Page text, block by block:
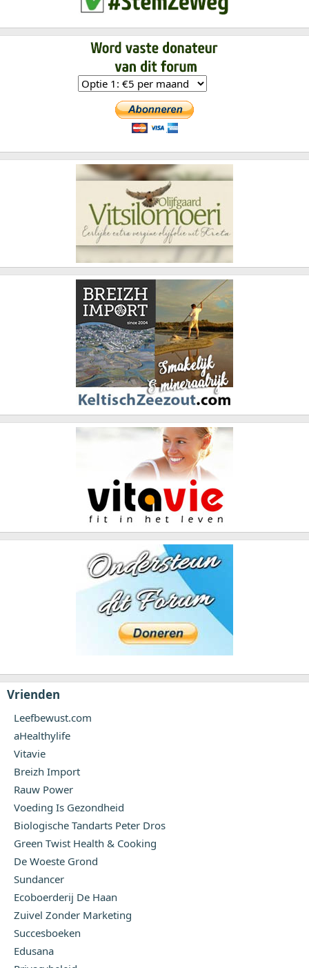
Vrienden
Leefbewust.com
aHealthylife
Vitavie
Breizh Import
Rauw Power
Voeding Is Gezondheid
Biologische Tandarts Peter Dros
Green Twist Health & Cooking
De Woeste Grond
Sundancer
Ecoboerderij De Haan
Zuivel Zonder Marketing
Succesboeken
Edusana